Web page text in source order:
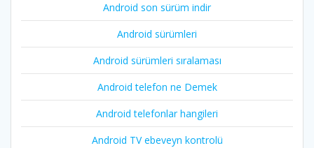
Android son sürüm indir
Android sürümleri
Android sürümleri sıralaması
Android telefon ne Demek
Android telefonlar hangileri
Android TV ebeveyn kontrolü